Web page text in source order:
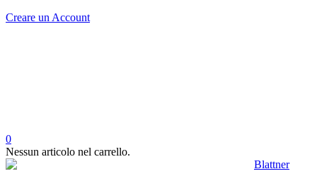
Creare un Account
0
Nessun articolo nel carrello.